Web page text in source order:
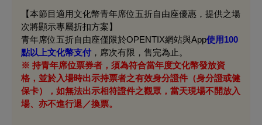
【本節目適用文化幣青年席位五折自由座優惠，提供之場
次將顯示專屬折扣方案】
青年席位五折自由座僅限於OPENTIX網站與App使用100
點以上文化幣支付 ，席次有限，售完為止。
※ 持青年席位票券者，須為符合當年度文化幣發放資
格，並於入場時出示持票者之有效身分證件（身分證或健
保卡），如無法出示相符證件之觀眾，當天現場不開放入
場、亦不進行退／換票。